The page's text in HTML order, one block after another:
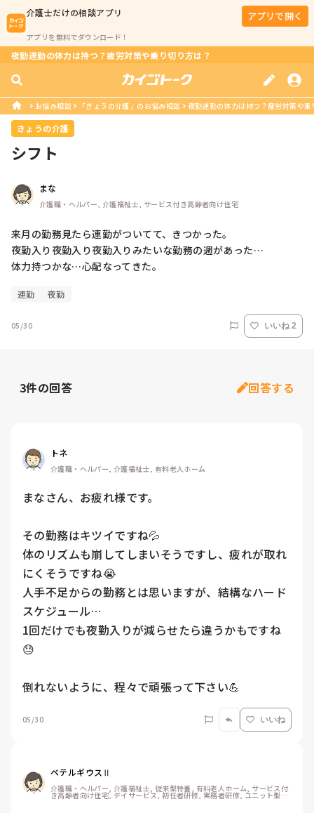
介護士だけの相談アプリ
アプリを無料でダウンロード！
アプリで開く
夜勤連勤の体力は持つ？疲労対策や乗り切り方は？
お悩み相談 「きょうの介護」のお悩み相談 夜勤連勤の体力は持つ？疲労対策や
きょうの介護
シフト
まな
介護職・ヘルパー, 介護福祉士, サービス付き高齢者向け住宅
来月の勤務見たら連勤がついてて、きつかった。
夜勤入り夜勤入り夜勤入りみたいな勤務の週があった…
体力持つかな…心配なってきた。
連勤 夜勤
05/30 いいね 2
3件の回答 回答する
トネ
介護職・ヘルパー, 介護福祉士, 有料老人ホーム
まなさん、お疲れ様です。
その勤務はキツイですね💦
体のリズムも崩してしまいそうですし、疲れが取れ
にくそうですね😭
人手不足からの勤務とは思いますが、結構なハード
スケジュール…
1回だけでも夜勤入りが減らせたら違うかもですね
😓
倒れないように、程々で頑張って下さい💪
05/30 いいね
ベテルギウスⅡ
介護職・ヘルパー, 介護福祉士, 従来型特養, 有料老人ホーム, サービス付
き高齢者向け住宅, デイサービス, 初任者研修, 実務者研修, ユニット型特
養